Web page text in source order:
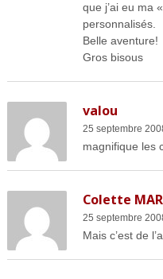
que j’ai eu ma
personnalisés.
Belle aventure!
Gros bisous
valou
25 septembre
magnifique les
Colette
25 septembre
Mais c’est de